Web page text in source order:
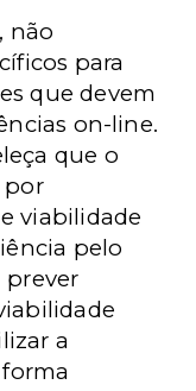
não
para
que devem
on-line.
que o
por
viabilidade
pelo
prever
a